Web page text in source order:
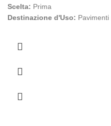
Scelta: Prima
Destinazione d'Uso: